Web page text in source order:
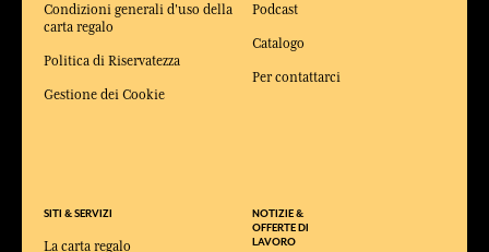
Condizioni generali d'uso della
carta regalo
Politica di Riservatezza
Gestione dei Cookie
SITI & SERVIZI
La carta regalo
Podcast
Catalogo
Per contattarci
NOTIZIE &
OFFERTE DI
LAVORO